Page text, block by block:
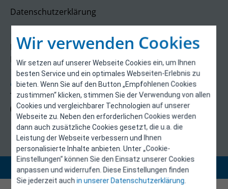
Wir verwenden Cookies
Wir setzen auf unserer Webseite Cookies ein, um Ihnen
besten Service und ein optimales Webseiten-Erlebnis zu
bieten. Wenn Sie auf den Button „Empfohlenen Cookies
zustimmen“ klicken, stimmen Sie der Verwendung von allen
Cookies und vergleichbarer Technologien auf unserer
Webseite zu. Neben den erforderlichen Cookies werden
dann auch zusätzliche Cookies gesetzt, die u.a. die
Leistung der Webseite verbessern und Ihnen
personalisierte Inhalte anbieten. Unter „Cookie-
Einstellungen“ können Sie den Einsatz unserer Cookies
anpassen und widerrufen. Diese Einstellungen finden
Sie jederzeit auchin unserer Datenschutzerklärung.
Datenschutzerklärung
Kontakt
E-Control
Rudolfsplatz 13a
1010 Wien
energieeffizienz@e-control.at
Tel +43 1 5324724
(Mo, Mi-Fr 09:30-12:30 Uhr)
Copyright 2026 © E-Control